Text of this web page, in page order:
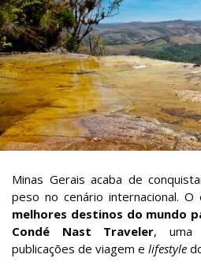
Minas Gerais acaba de
peso no cenário internacional.
melhores destinos do mundo
Condé Nast Traveler, uma
publicações de viagem e lifestyle